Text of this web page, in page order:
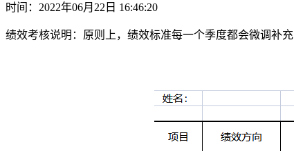
时间：2022年06月22日 16:46:20
绩效考核说明：原则上，绩效标准每一个季度都会微调补充